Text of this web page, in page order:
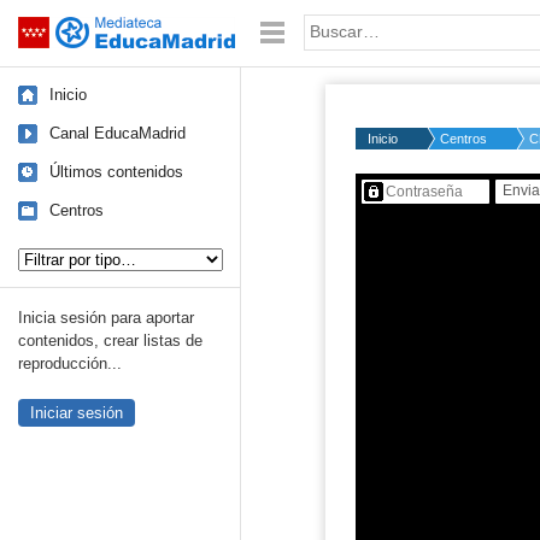
Saltar navegación Palabra o frase:
Inicio
Canal EducaMadrid
Últimos contenidos
Centros
Inicia sesión para aportar
contenidos, crear listas de
reproducción...
Iniciar sesión
Inicio Centros
Contenido protegido…